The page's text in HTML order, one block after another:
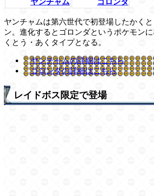
ヤンチャムは第六世代で初登場したかく
ン。進化するとゴロンダというポケモン
くとう・あくタイプとなる。
ヤンチャムの詳細はこちら
ゴロンダの詳細はこちら
レイドボス限定で登場